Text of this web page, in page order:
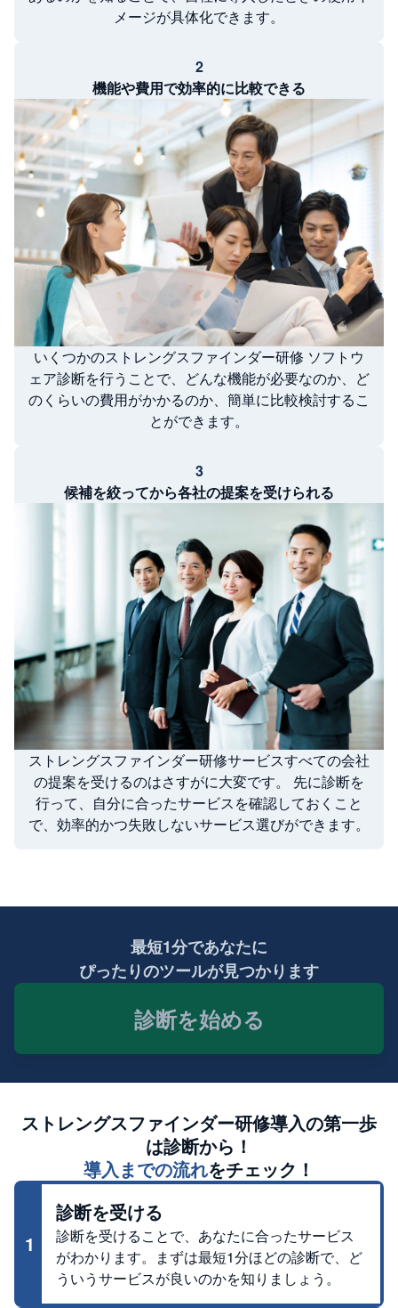
メージが具体化できます。
2
機能や費用で効率的に比較できる
いくつかのストレングスファインダー研修 ソフトウ
ェア診断を行うことで、どんな機能が必要なのか、ど
のくらいの費用がかかるのか、簡単に比較検討するこ
とができます。
3
候補を絞ってから各社の提案を受けられる
ストレングスファインダー研修サービスすべての会社
の提案を受けるのはさすがに大変です。 先に診断を
行って、自分に合ったサービスを確認しておくこと
で、効率的かつ失敗しないサービス選びができます。
最短1分であなたに
ぴったりのツールが見つかります
診断を始める
ストレングスファインダー研修導入の第一歩
は診断から！
導入までの流れをチェック！
1
診断を受ける
診断を受けることで、あなたに合ったサービス
がわかります。まずは最短1分ほどの診断で、ど
ういうサービスが良いのかを知りましょう。